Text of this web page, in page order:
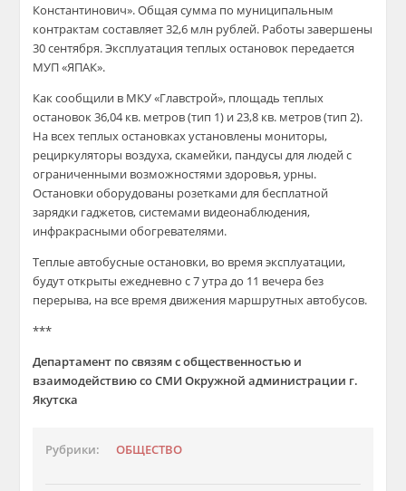
Константинович». Общая сумма по муниципальным
контрактам составляет 32,6 млн рублей. Работы завершены
30 сентября. Эксплуатация теплых остановок передается
МУП «ЯПАК».
Как сообщили в МКУ «Главстрой», площадь теплых
остановок 36,04 кв. метров (тип 1) и 23,8 кв. метров (тип 2).
На всех теплых остановках установлены мониторы,
рециркуляторы воздуха, скамейки, пандусы для людей с
ограниченными возможностями здоровья, урны.
Остановки оборудованы розетками для бесплатной
зарядки гаджетов, системами видеонаблюдения,
инфракрасными обогревателями.
Теплые автобусные остановки, во время эксплуатации,
будут открыты ежедневно с 7 утра до 11 вечера без
перерыва, на все время движения маршрутных автобусов.
***
Департамент по связям с общественностью и
взаимодействию со СМИ Окружной администрации г.
Якутска
Рубрики: ОБЩЕСТВО